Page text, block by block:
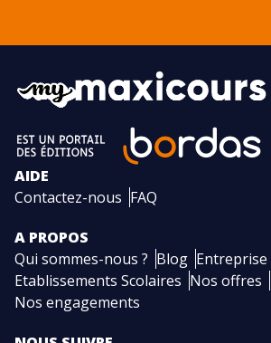
AIDE
Contactez-nous FAQ
A PROPOS
Qui sommes-nous ? Blog Entreprise
Etablissements Scolaires Nos offres
Nos engagements